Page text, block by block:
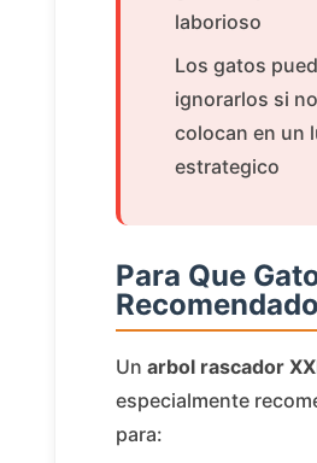
laborioso
Los gatos
ignorarlos si
colocan en un
estrategico
Para Que
Recomendado
Un arbol rascador
especialmente
para: